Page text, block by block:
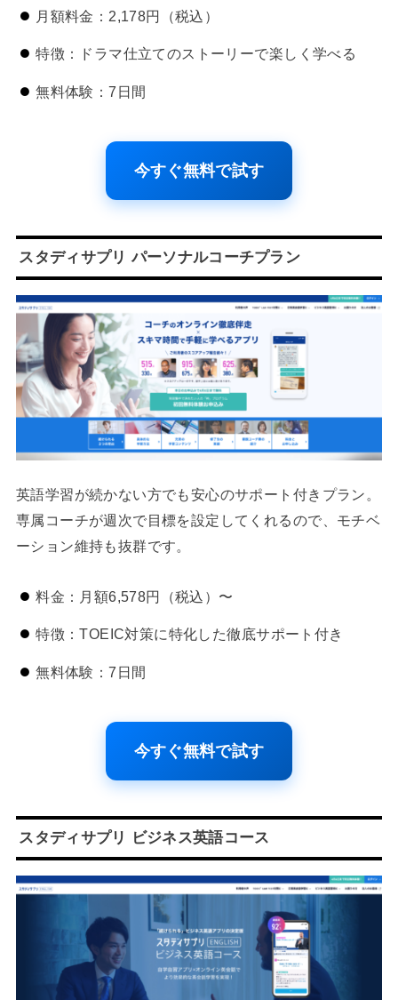
月額料金：2,178円（税込）
特徴：ドラマ仕立てのストーリーで楽しく学べる
無料体験：7日間
今すぐ無料で試す
スタディサプリ パーソナルコーチプラン
英語学習が続かない方でも安心のサポート付きプラン。
専属コーチが週次で目標を設定してくれるので、モチベ
ーション維持も抜群です。
料金：月額6,578円（税込）〜
特徴：TOEIC対策に特化した徹底サポート付き
無料体験：7日間
今すぐ無料で試す
スタディサプリ ビジネス英語コース